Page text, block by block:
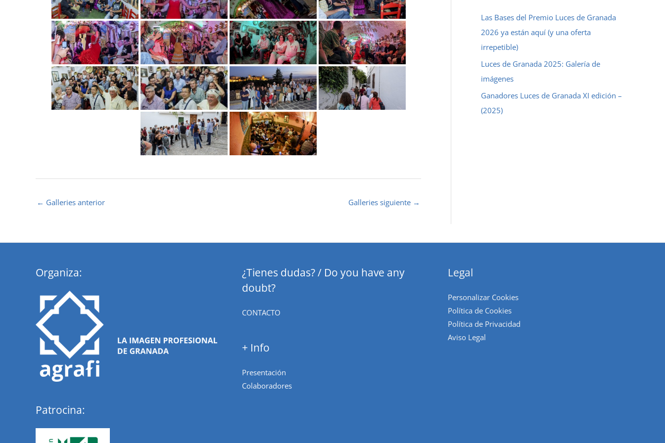
← Galleries anterior Galleries siguiente →
r
p
o
r
:
Las Bases del Premio Luces de Granada
2026 ya están aquí (y una oferta
irrepetible)
Luces de Granada 2025: Galería de
imágenes
Ganadores Luces de Granada XI edición –
(2025)
Organiza:
Patrocina:
¿Tienes dudas? / Do you have any
doubt?
CONTACTO
+ Info
Presentación
Colaboradores
Legal
Personalizar Cookies
Política de Cookies
Política de Privacidad
Aviso Legal